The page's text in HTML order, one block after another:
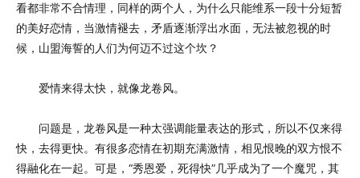
看都非常不合情理，同样的两个人，为什么只能维系一段十分短暂
的美好恋情，当激情褪去，矛盾逐渐浮出水面，无法被忽视的时
候，山盟海誓的人们为何迈不过这个坎？
爱情来得太快，就像龙卷风。
问题是，龙卷风是一种太强调能量表达的形式，所以不仅来得
快，去得更快。有很多恋情在初期充满激情，相见恨晚的双方恨不
得融化在一起。可是，“秀恩爱，死得快”几乎成为了一个魔咒，其